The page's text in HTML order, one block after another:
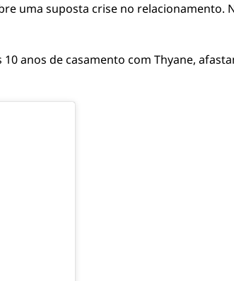
uma suposta crise no relacionamento.
anos de casamento com Thyane,